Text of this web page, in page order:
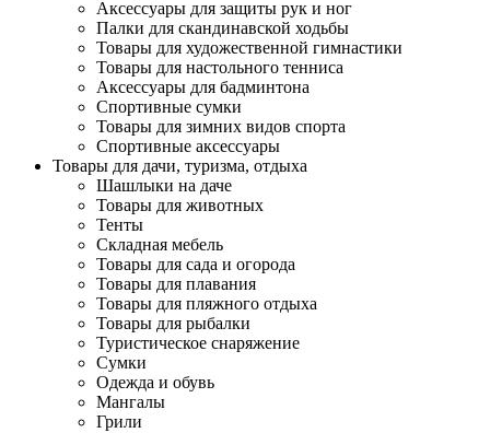
Аксессуары для защиты рук и ног
Палки для скандинавской ходьбы
Товары для художественной гимнастики
Товары для настольного тенниса
Аксессуары для бадминтона
Спортивные сумки
Товары для зимних видов спорта
Спортивные аксессуары
Товары для дачи, туризма, отдыха
Шашлыки на даче
Товары для животных
Тенты
Складная мебель
Товары для сада и огорода
Товары для плавания
Товары для пляжного отдыха
Товары для рыбалки
Туристическое снаряжение
Сумки
Одежда и обувь
Мангалы
Грили